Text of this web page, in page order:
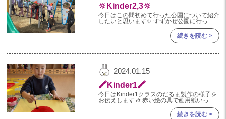
2024年 05月(20)
2024年 04月(20)
2024年 03月(20)
2023
2023年 12月(20)
2023年 11月(18)
🔆Kinder2,3🔆
今日はこの間初めて行った公園について紹介
したいと思います✨ すずかぜ公園に行って
子ども達😆 早速挑戦しましたよ❤️続きを読む >
2024.01.15
🖍Kinder1🖍
今日はKinder1クラスのだるま製作の様子を
お伝えします🎶 赤い絵の具で画用紙いっぱ
いに、大きな丸を描きました🔴 大きい丸を
描いてから、中身を塗りつぶす子。小さい丸
続きを読む >